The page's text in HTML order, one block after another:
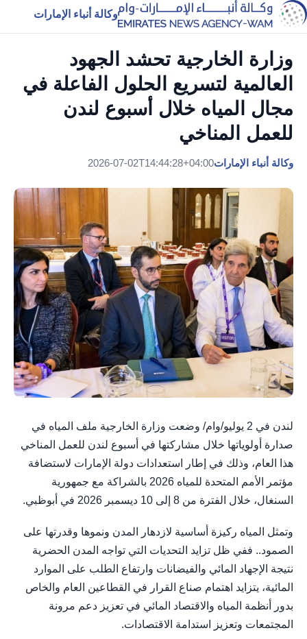
وكالة أنباء الإمارات
وزارة الخارجية تحشد الجهود
العالمية لتسريع الحلول الفاعلة في
مجال المياه خلال أسبوع لندن
للعمل المناخي
وكالة أنباء الإمارات2026-07-02T14:44:28+04:00
لندن في 2 يوليو/وام/ وضعت وزارة الخارجية ملف المياه في
صدارة أولوياتها خلال مشاركتها في أسبوع لندن للعمل المناخي
هذا العام، وذلك في إطار استعدادات دولة الإمارات لاستضافة
مؤتمر الأمم المتحدة للمياه 2026 بالشراكة مع جمهورية
السنغال، خلال الفترة من 8 إلى 10 ديسمبر 2026 في أبوظبي.
وتمثل المياه ركيزة أساسية لازدهار المدن ونموها وقدرتها على
الصمود.. ففي ظل تزايد التحديات التي تواجه المدن الحضرية
نتيجة الإجهاد المائي والفيضانات وارتفاع الطلب على الموارد
المائية، يتزايد اهتمام صناع القرار في القطاعين العام والخاص
بدور أنظمة المياه والاقتصاد المائي في تعزيز دعم مرونة
المجتمعات وتعزيز استدامة الاقتصادات.